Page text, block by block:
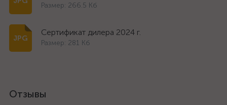
Размер: 266.5 Кб
Сертификат дилера 2024 г.
Размер: 281 Кб
Отзывы